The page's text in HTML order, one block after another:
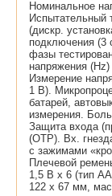
Номинальное
Испытательный
(дискр.
подключения (3
фазы
напряжения
Измерение
1 В).
батарей,
измерения.
Защита входа
(OTP). Вх.
с зажимами
Плечевой
1,5 В х 6 (тип
122 х 67 мм,